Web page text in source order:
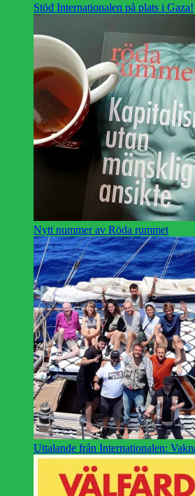
Stöd Internationalen på plats i Gaza!
Nytt nummer av Röda rummet
Uttalande från Internationalen: